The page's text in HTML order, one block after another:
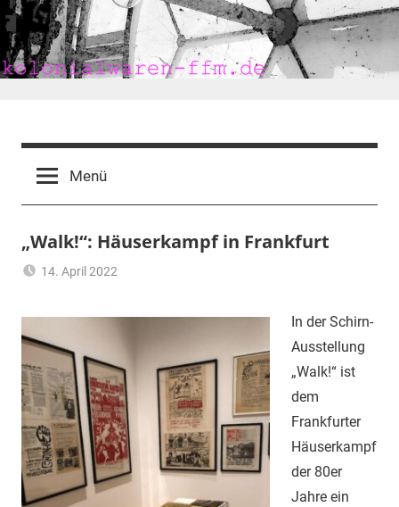
Zum
Inhalt
springen
kolonialwaren-
ffm.de
Menü
„Walk!“: Häuserkampf in Frankfurt
14. April 2022
Wohnen
In der Schirn-
Ausstellung
„Walk!“ ist
dem
Frankfurter
Häuserkampf
der 80er
Jahre ein